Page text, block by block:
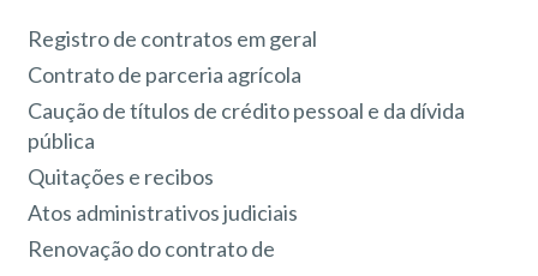
Registro de contratos em geral
Contrato de parceria agrícola
Caução de títulos de crédito pessoal e da dívida
pública
Quitações e recibos
Atos administrativos judiciais
Renovação do contrato de